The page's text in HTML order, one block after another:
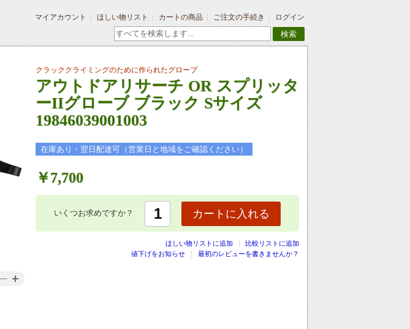
マイアカウント ほしい物リスト カートの商品 ご注文の手続き ログイン
検索
クラッククライミングのために作られたグローブ
アウトドアリサーチ OR スプリッタ
ーIIグローブ ブラック Sサイズ
19846039001003
在庫あり・翌日配達可（営業日と地域をご確認ください）
￥7,700
いくつお求めですか？ カートに入れる
ほしい物リストに追加
比較リストに追加
最初のレビューを書きませんか？
値下げをお知らせ